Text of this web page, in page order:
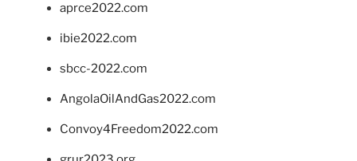
aprce2022.com
ibie2022.com
sbcc-2022.com
AngolaOilAndGas2022.com
Convoy4Freedom2022.com